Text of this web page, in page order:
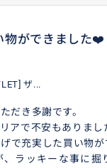
物ができました❤️
ザ...
だき多謝です。
アで不安もありまし
で充実した買い物
、ラッキーな事に掘